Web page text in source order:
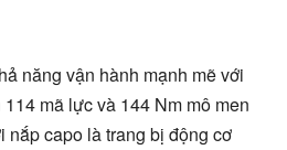
năng vận hành mạnh mẽ với
mã lực và 144 Nm mô men
nắp capo là trang bị động cơ